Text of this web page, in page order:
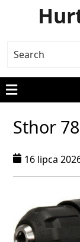
Sthor
16 lipca